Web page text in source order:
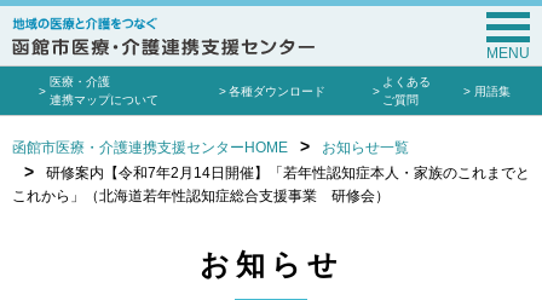
MENU
医療・介護
連携マップについて
各種ダウンロード
よくある
ご質問
用語集
函館市医療・介護連携支援センターHOME
お知らせ一覧
研修案内【令和7年2月14日開催】「若年性認知症本人・家族のこれまでと
これから」（北海道若年性認知症総合支援事業 研修会）
お知らせ